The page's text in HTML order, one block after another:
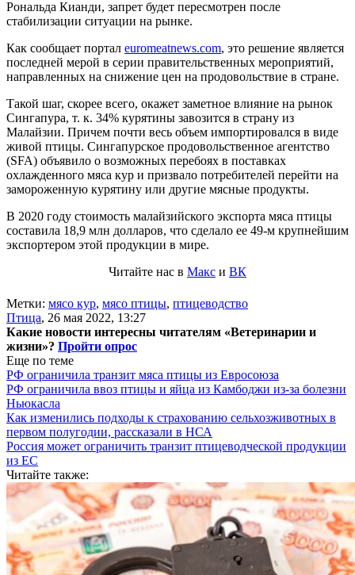
Рональда Кианди, запрет будет пересмотрен после
стабилизации ситуации на рынке.
Как сообщает портал euromeatnews.com, это решение является
последней мерой в серии правительственных мероприятий,
направленных на снижение цен на продовольствие в стране.
Такой шаг, скорее всего, окажет заметное влияние на рынок
Сингапура, т. к. 34% курятины завозится в страну из
Малайзии. Причем почти весь объем импортировался в виде
живой птицы. Сингапурское продовольственное агентство
(SFA) объявило о возможных перебоях в поставках
охлажденного мяса кур и призвало потребителей перейти на
замороженную курятину или другие мясные продукты.
В 2020 году стоимость малайзийского экспорта мяса птицы
составила 18,9 млн долларов, что сделало ее 49-м крупнейшим
экспортером этой продукции в мире.
Читайте нас в Макс и ВК
Метки: мясо кур, мясо птицы, птицеводство
Птица, 26 мая 2022, 13:27
Какие новости интересны читателям «Ветеринарии и
жизни»? Пройти опрос
Еще по теме
РФ ограничила транзит мяса птицы из Евросоюза
РФ ограничила ввоз птицы и яйца из Камбоджи из-за болезни
Ньюкасла
Как изменились подходы к страхованию сельхозживотных в
первом полугодии, рассказали в НСА
Россия может ограничить транзит птицеводческой продукции
из ЕС
Читайте также: